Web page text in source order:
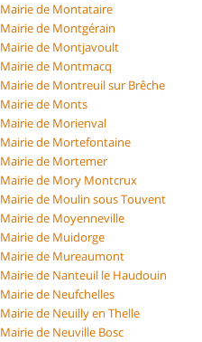
Mairie de Montataire
Mairie de Montgérain
Mairie de Montjavoult
Mairie de Montmacq
Mairie de Montreuil sur Brêche
Mairie de Monts
Mairie de Morienval
Mairie de Mortefontaine
Mairie de Mortemer
Mairie de Mory Montcrux
Mairie de Moulin sous Touvent
Mairie de Moyenneville
Mairie de Muidorge
Mairie de Mureaumont
Mairie de Nanteuil le Haudouin
Mairie de Neufchelles
Mairie de Neuilly en Thelle
Mairie de Neuville Bosc